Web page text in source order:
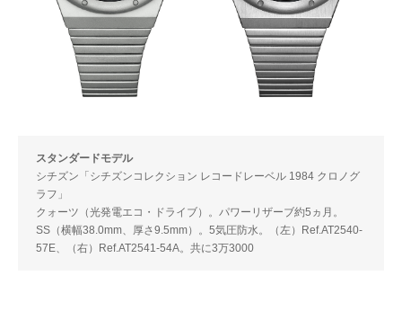
スタンダードモデル
シチズン「シチズンコレクション レコードレーベル 1984 クロノグ
ラフ」
クォーツ（光発電エコ・ドライブ）。パワーリザーブ約5ヵ月。
SS（横幅38.0mm、厚さ9.5mm）。5気圧防水。（左）Ref.AT2540-
57E、（右）Ref.AT2541-54A。共に3万3000